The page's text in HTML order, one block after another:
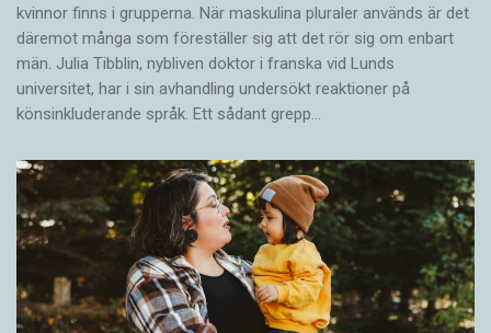
kvinnor finns i grupperna. När maskulina pluraler används är det
där­emot många som föreställer sig att det rör sig om enbart
män. Julia Tibblin, nybliven doktor i franska vid Lunds
universitet, har i sin avhandling undersökt reaktioner på
könsinkluderande språk. Ett sådant grepp…